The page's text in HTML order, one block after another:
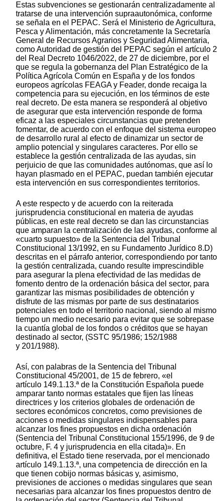
Estas subvenciones se gestionarán centralizadamente al
tratarse de una intervención supraautonómica, conforme
se señala en el PEPAC. Será el Ministerio de Agricultura,
Pesca y Alimentación, más concretamente la Secretaría
General de Recursos Agrarios y Seguridad Alimentaria,
como Autoridad de gestión del PEPAC según el artículo 2
del Real Decreto 1046/2022, de 27 de diciembre, por el
que se regula la gobernanza del Plan Estratégico de la
Política Agrícola Común en España y de los fondos
europeos agrícolas FEAGA y Feader, donde recaiga la
competencia para su ejecución, en los términos de este
real decreto. De esta manera se responderá al objetivo
de asegurar que esta intervención responde de forma
eficaz a las especiales circunstancias que pretenden
fomentar, de acuerdo con el enfoque del sistema europeo
de desarrollo rural al efecto de dinamizar un sector de
amplio potencial y singulares caracteres. Por ello se
establece la gestión centralizada de las ayudas, sin
perjuicio de que las comunidades autónomas, que así lo
hayan plasmado en el PEPAC, puedan también ejecutar
esta intervención en sus correspondientes territorios.
A este respecto y de acuerdo con la reiterada
jurisprudencia constitucional en materia de ayudas
públicas, en este real decreto se dan las circunstancias
que amparan la centralización de las ayudas, conforme al
«cuarto supuesto» de la Sentencia del Tribunal
Constitucional 13/1992, en su Fundamento Jurídico 8.D)
descritas en el párrafo anterior, correspondiendo por tanto
la gestión centralizada, cuando resulte imprescindible
para asegurar la plena efectividad de las medidas de
fomento dentro de la ordenación básica del sector, para
garantizar las mismas posibilidades de obtención y
disfrute de las mismas por parte de sus destinatarios
potenciales en todo el territorio nacional, siendo al mismo
tiempo un medio necesario para evitar que se sobrepase
la cuantía global de los fondos o créditos que se hayan
destinado al sector, (SSTC 95/1986; 152/1988
y 201/1988).
Así, con palabras de la Sentencia del Tribunal
Constitucional 45/2001, de 15 de febrero, «el
artículo 149.1.13.ª de la Constitución Española puede
amparar tanto normas estatales que fijen las líneas
directrices y los criterios globales de ordenación de
sectores económicos concretos, como previsiones de
acciones o medidas singulares indispensables para
alcanzar los fines propuestos en dicha ordenación
(Sentencia del Tribunal Constitucional 155/1996, de 9 de
octubre, F. 4 y jurisprudencia en ella citada)». En
definitiva, el Estado tiene reservada, por el mencionado
artículo 149.1.13.ª, una competencia de dirección en la
que tienen cobijo normas básicas y, asimismo,
previsiones de acciones o medidas singulares que sean
necesarias para alcanzar los fines propuestos dentro de